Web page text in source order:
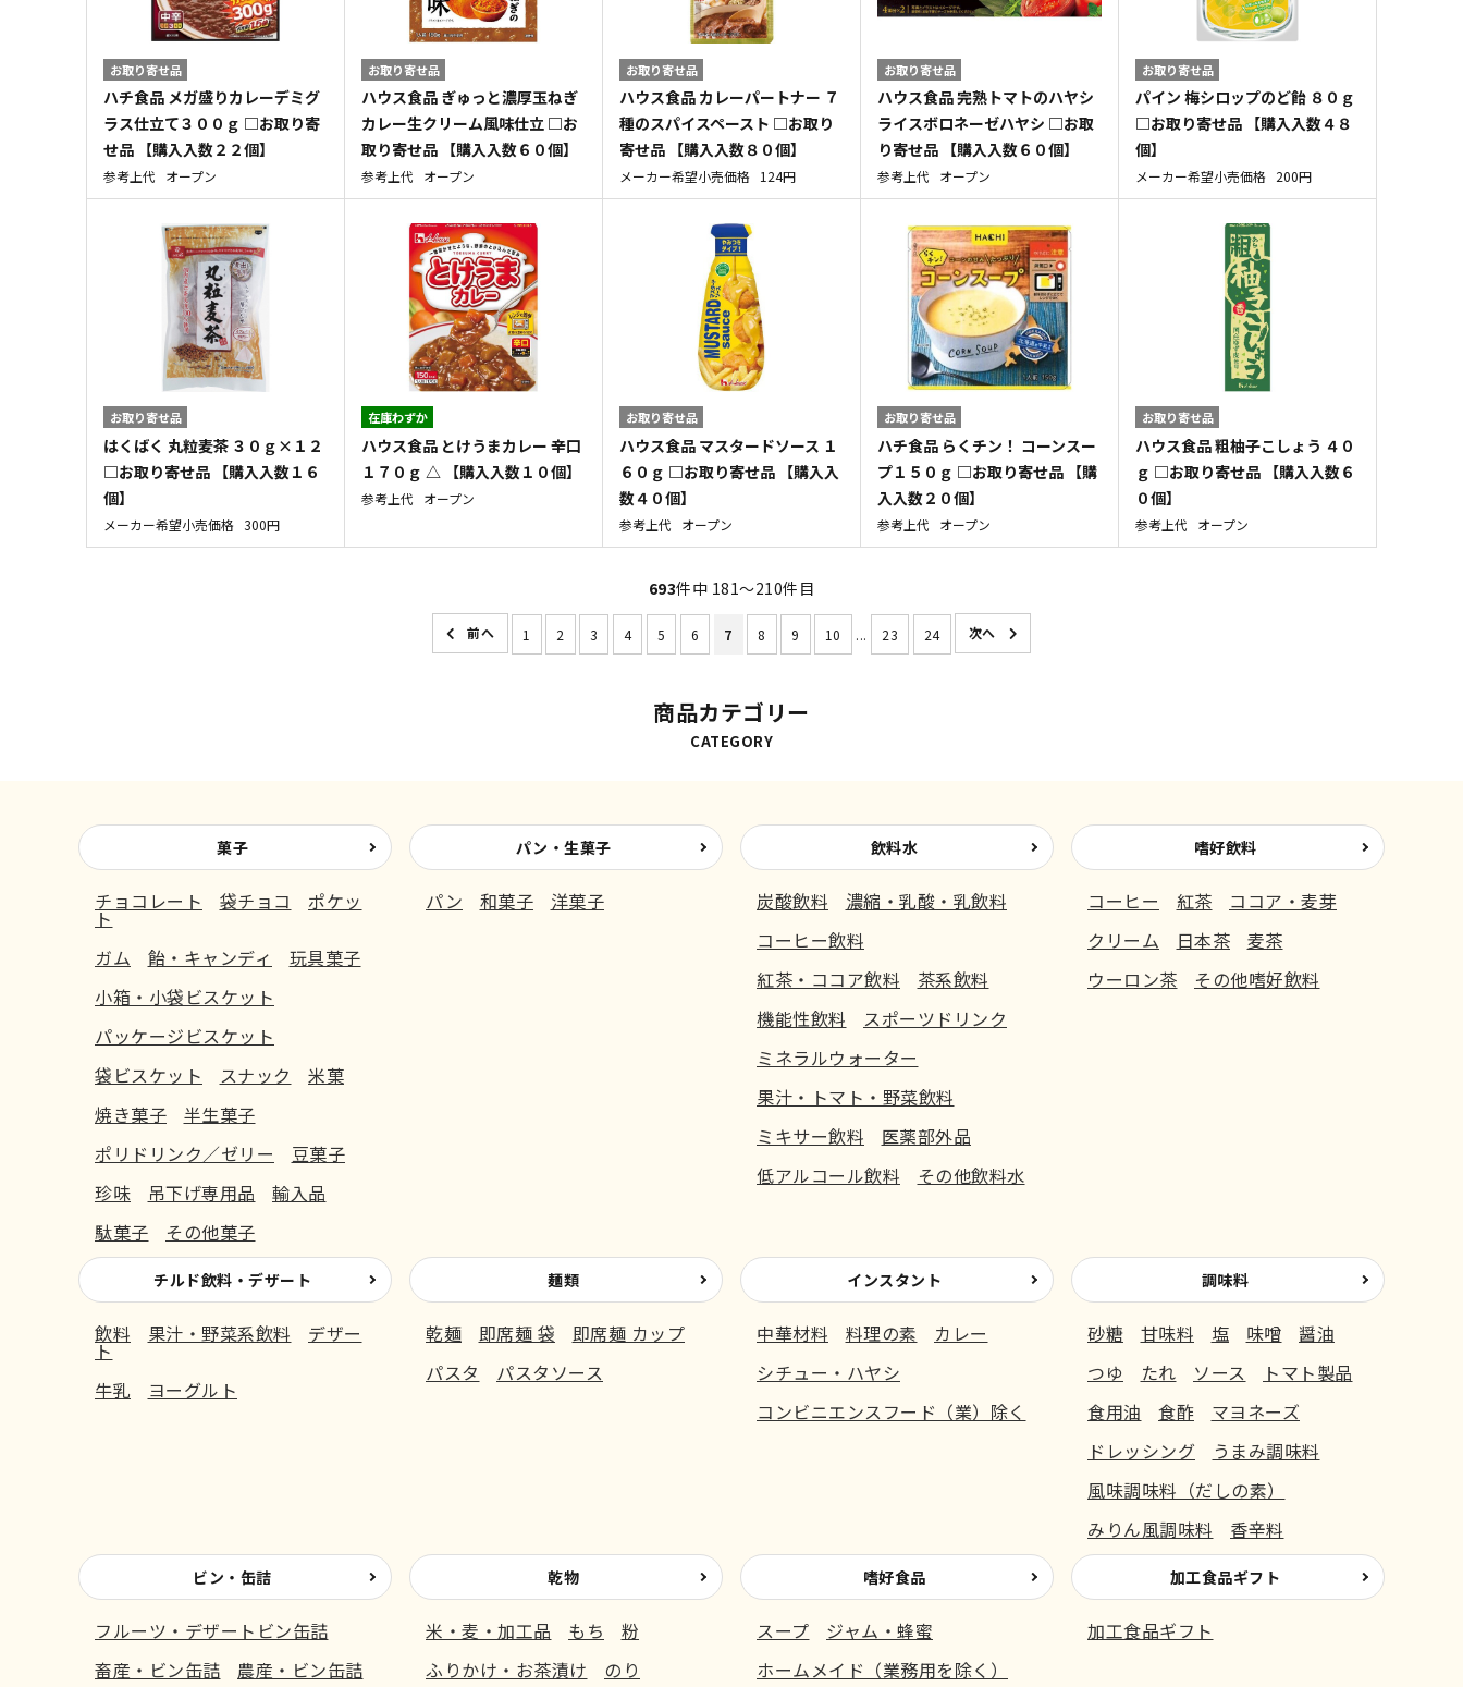
お取り寄せ品
ハチ食品 メガ盛りカレーデミグ
ラス仕立て３００ｇ □お取り寄
せ品 【購入入数２２個】
参考上代 オープン
お取り寄せ品
ハウス食品 ぎゅっと濃厚玉ねぎ
カレー生クリーム風味仕立 □お
取り寄せ品 【購入入数６０個】
参考上代 オープン
お取り寄せ品
ハウス食品 カレーパートナー ７
種のスパイスペースト □お取り
寄せ品 【購入入数８０個】
メーカー希望小売価格 124円
お取り寄せ品
ハウス食品 完熟トマトのハヤシ
ライスボロネーゼハヤシ □お取
り寄せ品 【購入入数６０個】
参考上代 オープン
お取り寄せ品
パイン 梅シロップのど飴 ８０ｇ
□お取り寄せ品 【購入入数４８
個】
メーカー希望小売価格 200円
お取り寄せ品
はくばく 丸粒麦茶 ３０ｇ×１２
□お取り寄せ品 【購入入数１６
個】
メーカー希望小売価格 300円
在庫わずか
ハウス食品 とけうまカレー 辛口
１７０ｇ △ 【購入入数１０個】
参考上代 オープン
お取り寄せ品
ハウス食品 マスタードソース １
６０ｇ □お取り寄せ品 【購入入
数４０個】
参考上代 オープン
お取り寄せ品
ハチ食品 らくチン！ コーンスー
プ１５０ｇ □お取り寄せ品 【購
入入数２０個】
参考上代 オープン
お取り寄せ品
ハウス食品 粗柚子こしょう ４０
ｇ □お取り寄せ品 【購入入数６
０個】
参考上代 オープン
693件中 181〜210件目
1 2 3 4 5 6 7 8 9 10 ... 23 24
商品カテゴリー
CATEGORY
菓子
チョコレート 袋チョコ ポケッ
ト
ガム
飴・キャンディ
玩具菓子
小箱・小袋ビスケット
パッケージビスケット
袋ビスケット
スナック
米菓
焼き菓子
半生菓子
ポリドリンク／ゼリー
豆菓子
珍味
吊下げ専用品
輸入品
駄菓子
その他菓子
パン・生菓子
パン 和菓子 洋菓子
飲料水
炭酸飲料
濃縮・乳酸・乳飲料
コーヒー飲料
紅茶・ココア飲料
茶系飲料
機能性飲料
スポーツドリンク
ミネラルウォーター
果汁・トマト・野菜飲料
ミキサー飲料
医薬部外品
低アルコール飲料
その他飲料水
嗜好飲料
コーヒー 紅茶
ココア・麦芽
クリーム
日本茶
麦茶
ウーロン茶
その他嗜好飲料
チルド飲料・デザート
飲料 果汁・野菜系飲料 デザー
ト
牛乳
ヨーグルト
麺類
乾麺 即席麺 袋
即席麺 カップ
パスタ
パスタソース
インスタント
中華材料 料理の素
カレー
シチュー・ハヤシ
コンビニエンスフード（業）除く
調味料
砂糖 甘味料 塩 味噌
醤油
つゆ
たれ ソース
トマト製品
食用油
食酢
マヨネーズ
ドレッシング
うまみ調味料
風味調味料（だしの素）
みりん風調味料
香辛料
ビン・缶詰
フルーツ・デザートビン缶詰
畜産・ビン缶詰
農産・ビン缶詰
乾物
米・麦・加工品 もち
粉
ふりかけ・お茶漬け
のり
嗜好食品
スープ
ジャム・蜂蜜
ホームメイド（業務用を除く）
加工食品ギフト
加工食品ギフト